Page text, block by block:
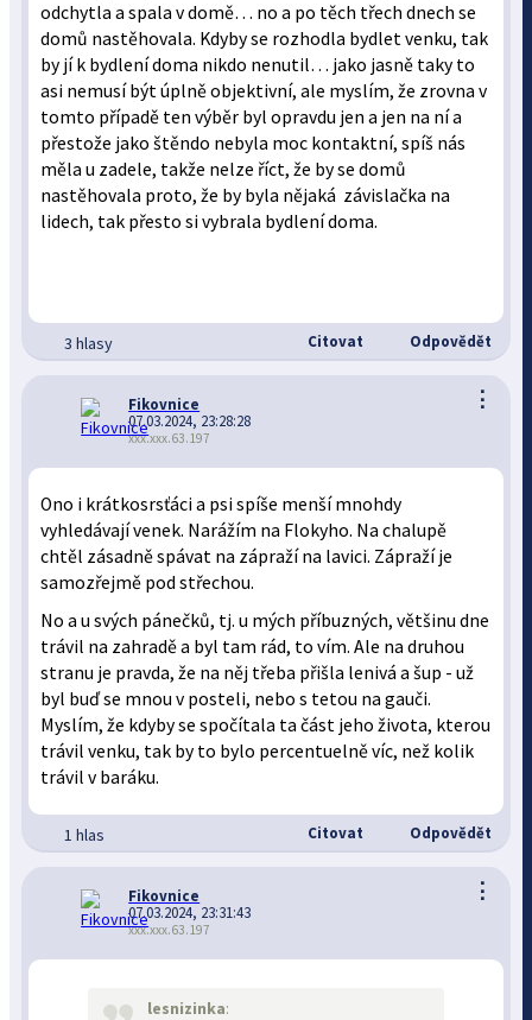
odchytla a spala v domě… no a po těch třech dnech se
domů nastěhovala. Kdyby se rozhodla bydlet venku, tak
by jí k bydlení doma nikdo nenutil… jako jasně taky to
asi nemusí být úplně objektivní, ale myslím, že zrovna v
tomto případě ten výběr byl opravdu jen a jen na ní a
přestože jako štěndo nebyla moc kontaktní, spíš nás
měla u zadele, takže nelze říct, že by se domů
nastěhovala proto, že by byla nějaká závislačka na
lidech, tak přesto si vybrala bydlení doma.
3 hlasy Citovat Odpovědět
⋮
Fikovnice
07.03.2024, 23:28:28
xxx.xxx.63.197
Ono i krátkosrsťáci a psi spíše menší mnohdy
vyhledávají venek. Narážím na Flokyho. Na chalupě
chtěl zásadně spávat na zápraží na lavici. Zápraží je
samozřejmě pod střechou.
No a u svých pánečků, tj. u mých příbuzných, většinu dne
trávil na zahradě a byl tam rád, to vím. Ale na druhou
stranu je pravda, že na něj třeba přišla lenivá a šup - už
byl buď se mnou v posteli, nebo s tetou na gauči.
Myslím, že kdyby se spočítala ta část jeho života, kterou
trávil venku, tak by to bylo percentuelně víc, než kolik
trávil v baráku.
1 hlas Citovat Odpovědět
⋮
Fikovnice
07.03.2024, 23:31:43
xxx.xxx.63.197
lesnizinka: